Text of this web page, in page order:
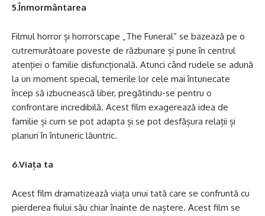
5.Înmormântarea
Filmul horror și horrorscape „The Funeral” se bazează pe o
cutremurătoare poveste de răzbunare și pune în centrul
atenției o familie disfuncțională. Atunci când rudele se adună
la un moment special, temerile lor cele mai întunecate
încep să izbucnească liber, pregătindu-se pentru o
confrontare incredibilă. Acest film exagerează idea de
familie și cum se pot adapta și se pot desfășura relații și
planuri în întuneric lăuntric.
6.Viața ta
Acest film dramatizează viața unui tată care se confruntă cu
pierderea fiului său chiar înainte de naștere. Acest film se